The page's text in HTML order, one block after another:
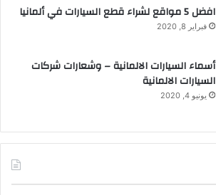
افضل 5 مواقع لشراء قطع السيارات في ألمانيا
فبراير 8, 2020
أسماء السيارات الالمانية – وشعارات شركات
السيارات الالمانية
يونيو 4, 2020